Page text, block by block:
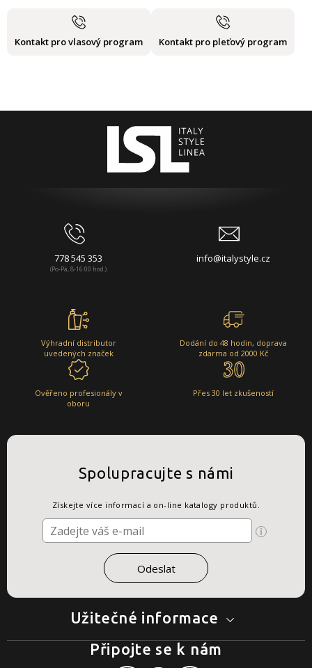
Kontakt pro vlasový program Kontakt pro pleťový program
778 545 353
(Po-Pá, 8-16:00 hod.)
info@italystyle.cz
Výhradní distributor
uvedených značek
Dodání do 48 hodin, doprava
zdarma od 2000 Kč
Ověřeno profesionály v
oboru
Přes 30 let zkušeností
Užitečné informace
Spolupracujte s námi
Získejte více informací a on-line katalogy produktů.
Připojte se k nám